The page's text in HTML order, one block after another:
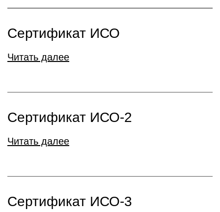
Сертификат ИСО
Читать далее
Сертификат ИСО-2
Читать далее
Сертификат ИСО-3